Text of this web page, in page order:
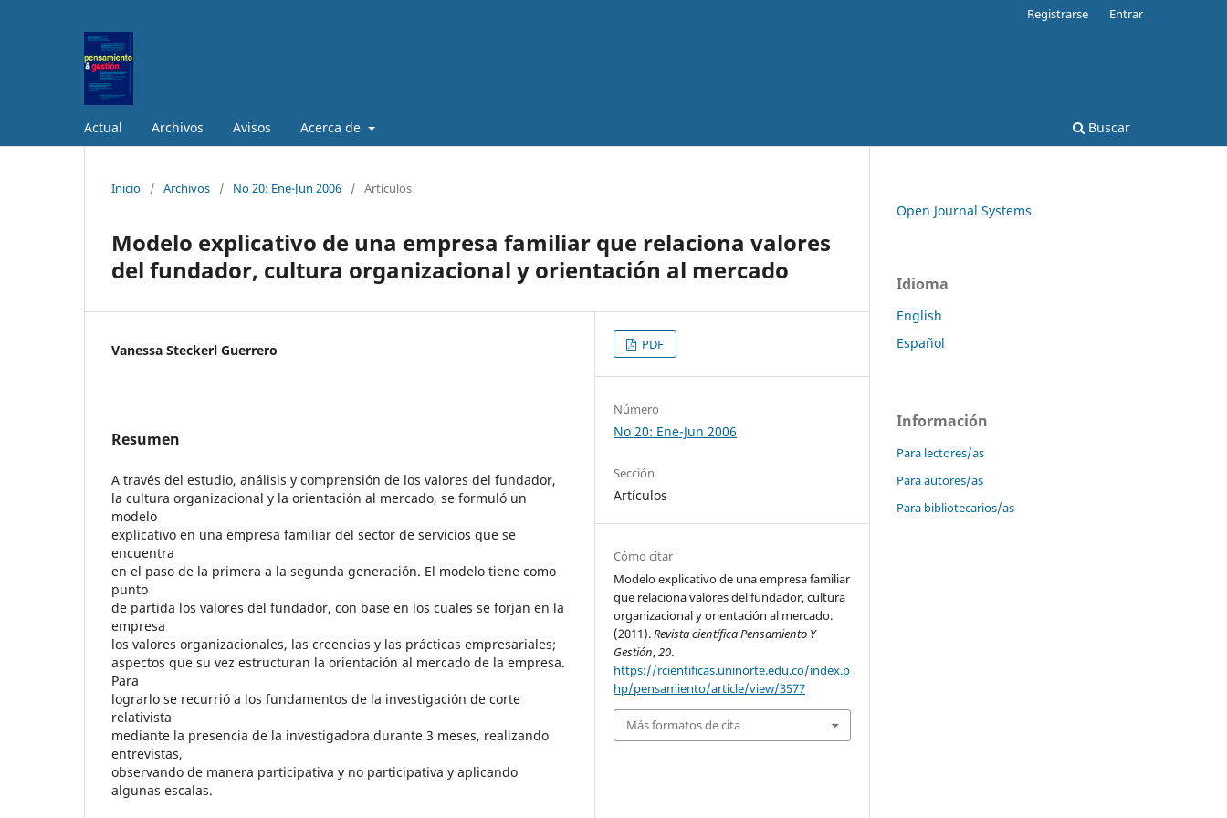
Actual Archivos Avisos Acerca de Buscar
Registrarse Entrar
Inicio / Archivos / No 20: Ene-Jun 2006 / Artículos
Modelo explicativo de una empresa familiar que relaciona valores
del fundador, cultura organizacional y orientación al mercado
Vanessa Steckerl Guerrero
Resumen
A través del estudio, análisis y comprensión de los valores del fundador,
la cultura organizacional y la orientación al mercado, se formuló un
modelo
explicativo en una empresa familiar del sector de servicios que se
encuentra
en el paso de la primera a la segunda generación. El modelo tiene como
punto
de partida los valores del fundador, con base en los cuales se forjan en la
empresa
los valores organizacionales, las creencias y las prácticas empresariales;
aspectos que su vez estructuran la orientación al mercado de la empresa.
Para
lograrlo se recurrió a los fundamentos de la investigación de corte
relativista
mediante la presencia de la investigadora durante 3 meses, realizando
entrevistas,
observando de manera participativa y no participativa y aplicando
algunas escalas.
PDF
Número
No 20: Ene-Jun 2006
Sección
Artículos
Cómo citar
Modelo explicativo de una empresa familiar
que relaciona valores del fundador, cultura
organizacional y orientación al mercado.
(2011).Revista científica Pensamiento Y
Gestión,20.
https://rcientificas.uninorte.edu.co/index.p
hp/pensamiento/article/view/3577
Más formatos de cita
Open Journal Systems
Idioma
English
Español
Información
Para lectores/as
Para autores/as
Para bibliotecarios/as